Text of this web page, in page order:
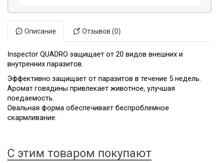
Описание Отзывов (0)
Inspector QUADRO защищает от 20 видов внешних и
внутренних паразитов.
Эффективно защищает от паразитов в течение 5 недель.
Аромат говядины привлекает животное, улучшая
поедаемость.
Овальная форма обеспечивает беспроблемное
скармливание.
С этим товаром покупают